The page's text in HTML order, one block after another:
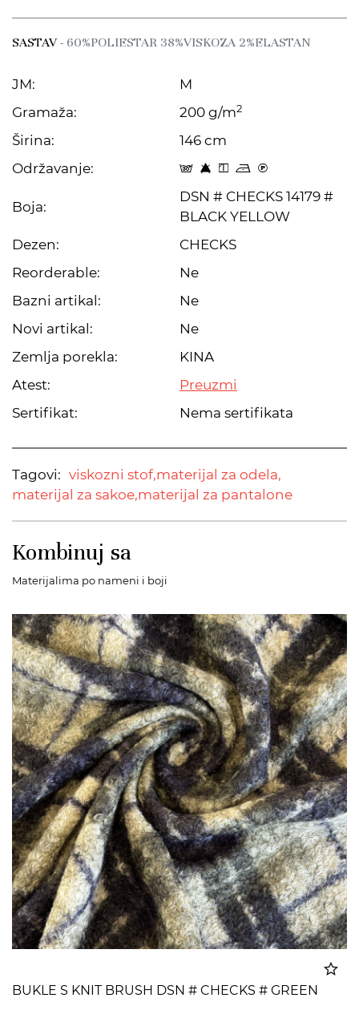
SASTAV- 60%POLIESTAR 38%VISKOZA 2%ELASTAN
JM:
M
Gramaža:
200 g/m2
Širina:
146 cm
Održavanje:
s 8 y o C
Boja:
DSN # CHECKS 14179 #
BLACK YELLOW
Dezen:
CHECKS
Reorderable:
Ne
Bazni artikal:
Ne
Novi artikal:
Ne
Zemlja porekla:
KINA
Atest:
Preuzmi
Sertifikat:
Nema sertifikata
Tagovi: viskozni stof,materijal za odela,
materijal za sakoe,materijal za pantalone
Kombinuj sa
Materijalima po nameni i boji
BUKLE S KNIT BRUSH DSN # CHECKS # GREEN